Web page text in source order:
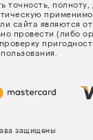
точность, полноту,
сайта являются
провести (либо
защищены